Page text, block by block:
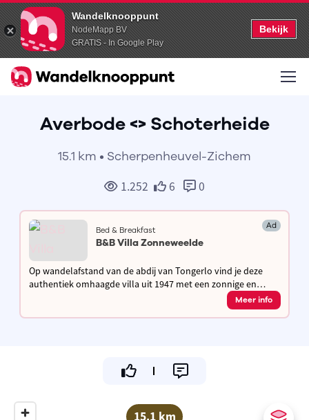
Wandelknooppunt
NodeMapp BV
GRATIS - In Google Play
Bekijk
Averbode <> Schoterheide
15.1 km • Scherpenheuvel-Zichem
1.252 6 0
Bed & Breakfast Ad
B&B Villa Zonneweelde
Op wandelafstand van de abdij van Tongerlo vind je deze
authentiek omhaagde villa uit 1947 met een zonnige en
Meer info
15.1 km